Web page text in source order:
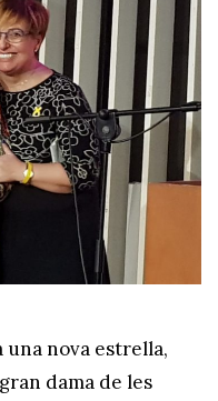
una nova estrella,
dama de les